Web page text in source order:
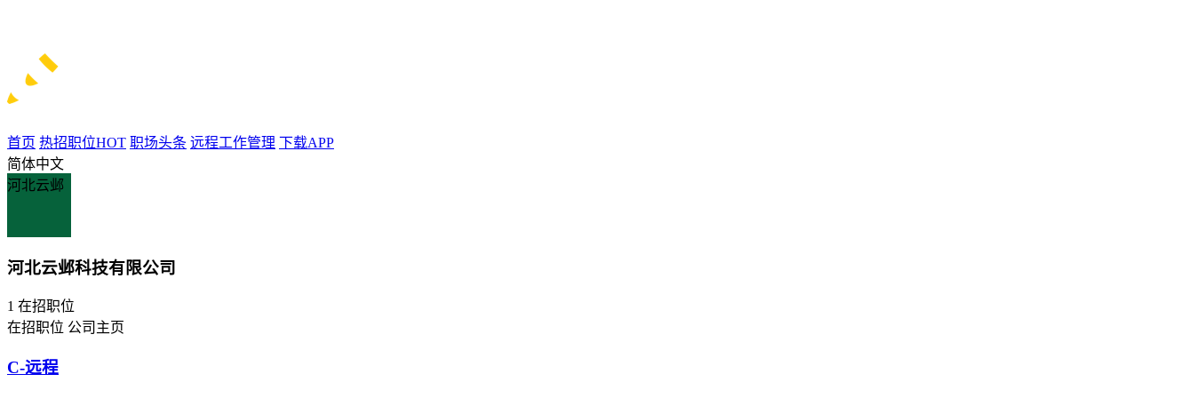
首页 热招职位HOT 职场头条 远程工作管理 下载APP
简体中文
河北云邺
河北云邺科技有限公司
1 在招职位
在招职位 公司主页
C-远程